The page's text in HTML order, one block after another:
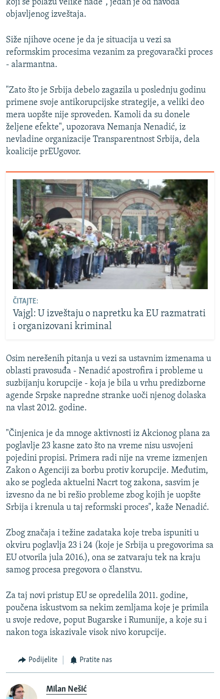
koji se polažu velike nade", jedan je od navoda
objavljenog izveštaja.
Siže njihove ocene je da je situacija u vezi sa
reformskim procesima vezanim za pregovarački proces
- alarmantna.
"Zato što je Srbija debelo zagazila u poslednju godinu
primene svoje antikorupcijske strategije, a veliki deo
mera uopšte nije sproveden. Kamoli da su donele
željene efekte", upozorava Nemanja Nenadić, iz
nevladine organizacije Transparentnost Srbija, dela
koalicije prEUgovor.
ČITAJTE:
Vajgl: U izveštaju o napretku ka EU razmatrati
i organizovani kriminal
Osim nerešenih pitanja u vezi sa ustavnim izmenama u
oblasti pravosuđa - Nenadić apostrofira i probleme u
suzbijanju korupcije - koja je bila u vrhu predizborne
agende Srpske napredne stranke uoči njenog dolaska
na vlast 2012. godine.
"Činjenica je da mnoge aktivnosti iz Akcionog plana za
poglavlje 23 kasne zato što na vreme nisu usvojeni
pojedini propisi. Primera radi nije na vreme izmenjen
Zakon o Agenciji za borbu protiv korupcije. Međutim,
ako se pogleda aktuelni Nacrt tog zakona, sasvim je
izvesno da ne bi rešio probleme zbog kojih je uopšte
Srbija i krenula u taj reformski proces", kaže Nenadić.
Zbog značaja i težine zadataka koje treba ispuniti u
okviru poglavlja 23 i 24 (koje je Srbija u pregovorima sa
EU otvorila jula 2016.), ona se zatvaraju tek na kraju
samog procesa pregovora o članstvu.
Za taj novi pristup EU se opredelila 2011. godine,
poučena iskustvom sa nekim zemljama koje je primila
u svoje redove, poput Bugarske i Rumunije, a koje su i
nakon toga iskazivale visok nivo korupcije.
Podijelite Pratite nas
Milan Nešić